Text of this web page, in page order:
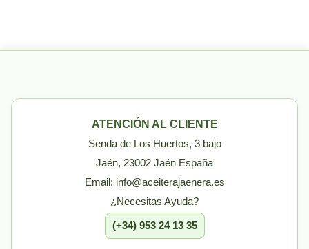
ATENCIÓN AL CLIENTE
Senda de Los Huertos, 3 bajo
Jaén, 23002 Jaén España
Email: info@aceiterajaenera.es
¿Necesitas Ayuda?
(+34) 953 24 13 35